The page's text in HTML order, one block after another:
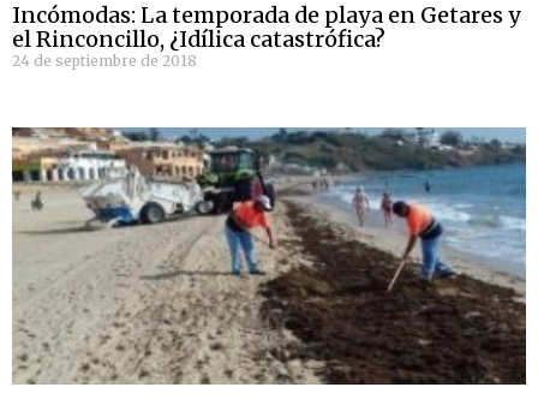
Incómodas: La temporada de playa en Getares y
el Rinconcillo, ¿Idílica catastrófica?
24 de septiembre de 2018